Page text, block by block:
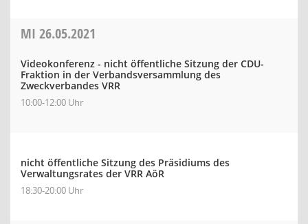
MI 26.05.2021
Videokonferenz - nicht öffentliche Sitzung der CDU-
Fraktion in der Verbandsversammlung des
Zweckverbandes VRR
10:00-12:00 Uhr
nicht öffentliche Sitzung des Präsidiums des
Verwaltungsrates der VRR AöR
18:30-20:00 Uhr